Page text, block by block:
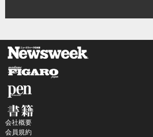
会社概要
会員規約